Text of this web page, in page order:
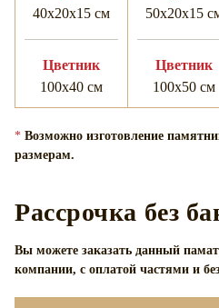
40х20х15 см
Цветник
100х40 см
50х20х15
Цветник
100х50 см
* Возможно изготовление
размерам.
Рассрочка без
Вы можете заказать данный
компании, с оплатой частями и